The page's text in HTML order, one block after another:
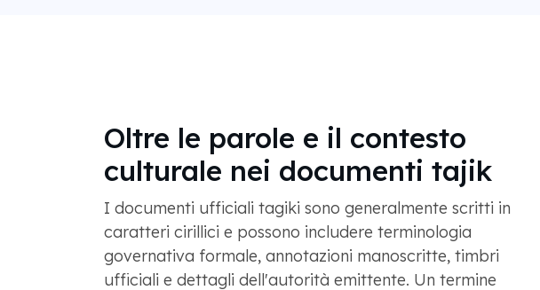
Oltre le parole e il contesto
culturale nei documenti tajik
I documenti ufficiali tagiki sono generalmente scritti in
caratteri cirillici e possono includere terminologia
governativa formale, annotazioni manoscritte, timbri
ufficiali e dettagli dell'autorità emittente. Un termine